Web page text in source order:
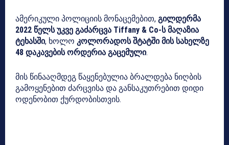
ამერიკული პოლიციის მონაცემებით, გილდერმა
2022 წელს უკვე გაძარცვა Tiffany & Co-ს მაღაზია
ტეხასში, ხოლო კოლორადოს შტატში მის სახელზე
48 დაკავების ორდერია გაცემული.
მის წინააღმდეგ წაყენებულია ბრალდება ნიღბის
გამოყენებით ძარცვისა და განსაკუთრებით დიდი
ოდენობით ქურდობისთვის.